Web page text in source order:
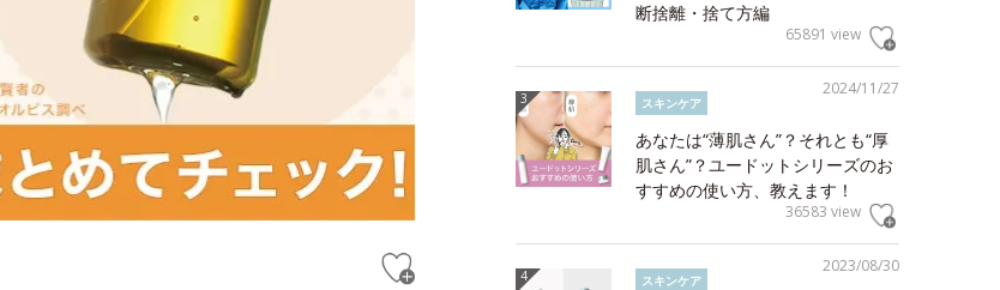
断捨離・捨て方編
65891 view
2024/11/27
スキンケア
あなたは“薄肌さん”？それとも“厚
肌さん”？ユードットシリーズのお
すすめの使い方、教えます！
36583 view
2023/08/30
スキンケア